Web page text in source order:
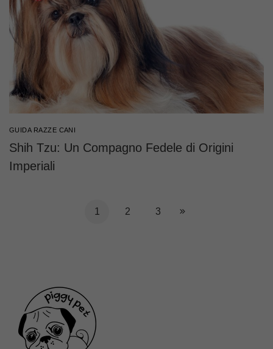
GUIDA RAZZE CANI
Shih Tzu: Un Compagno Fedele di Origini
Imperiali
1 2 3